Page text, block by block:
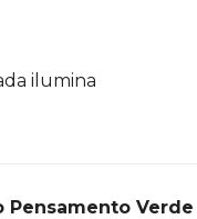
ilumina
Pensamento Verde